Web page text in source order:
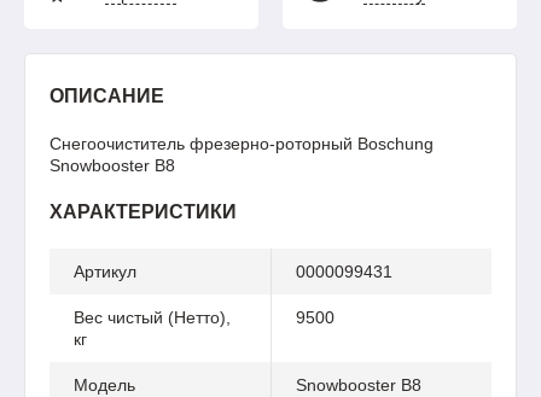
ОПИСАНИЕ
Снегоочиститель фрезерно-роторный Boschung
Snowbooster B8
ХАРАКТЕРИСТИКИ
Артикул 0000099431
Вес чистый (Нетто),
кг
9500
Модель Snowbooster B8